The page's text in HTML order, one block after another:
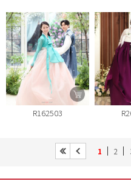
R162503
1 2